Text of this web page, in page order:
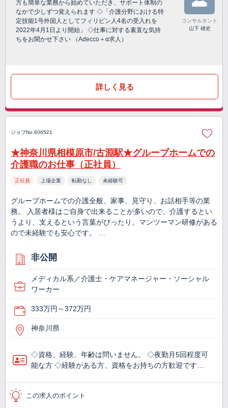
方も簡単な業務から始めていただき、サポート体制の
なかで少しずつ覚えられます ◇「介護分野における特
定技能1号外国人としてフィリピン人4名の受入れを
2022年4月1日より開始」 ◇仕事に対する素直な気持
ちをお聞かせ下さい （Adecco＋α求人）
コンサルタント
山下 雄史
詳しく見る
ジョブNo.606521
★神奈川県相模原市/古淵駅★グループホームでの
介護職のお仕事（正社員）
正社員 上場企業 転勤なし 未経験可
グループホームでの介護全般、家事、見守り、お話相手等の業
務。 入居者様はご自身で出来ることが多いので、介護するとい
うより、支えるという言葉がぴったり。マンツーマン研修がある
ので未経験でも安心です。 …
非公開
メディカル系／介護士・ケアマネージャー・ソーシャル
ワーカー
333万円～372万円
神奈川県
◇資格、経験、年齢は問いません。 ◇夜勤月5回程度可
能な方 ◇経験がある方、資格をお持ちの方歓迎です…
この求人のポイント